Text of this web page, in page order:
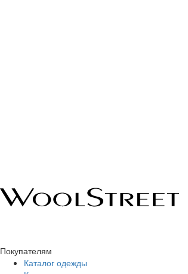
Покупателям
Каталог одежды